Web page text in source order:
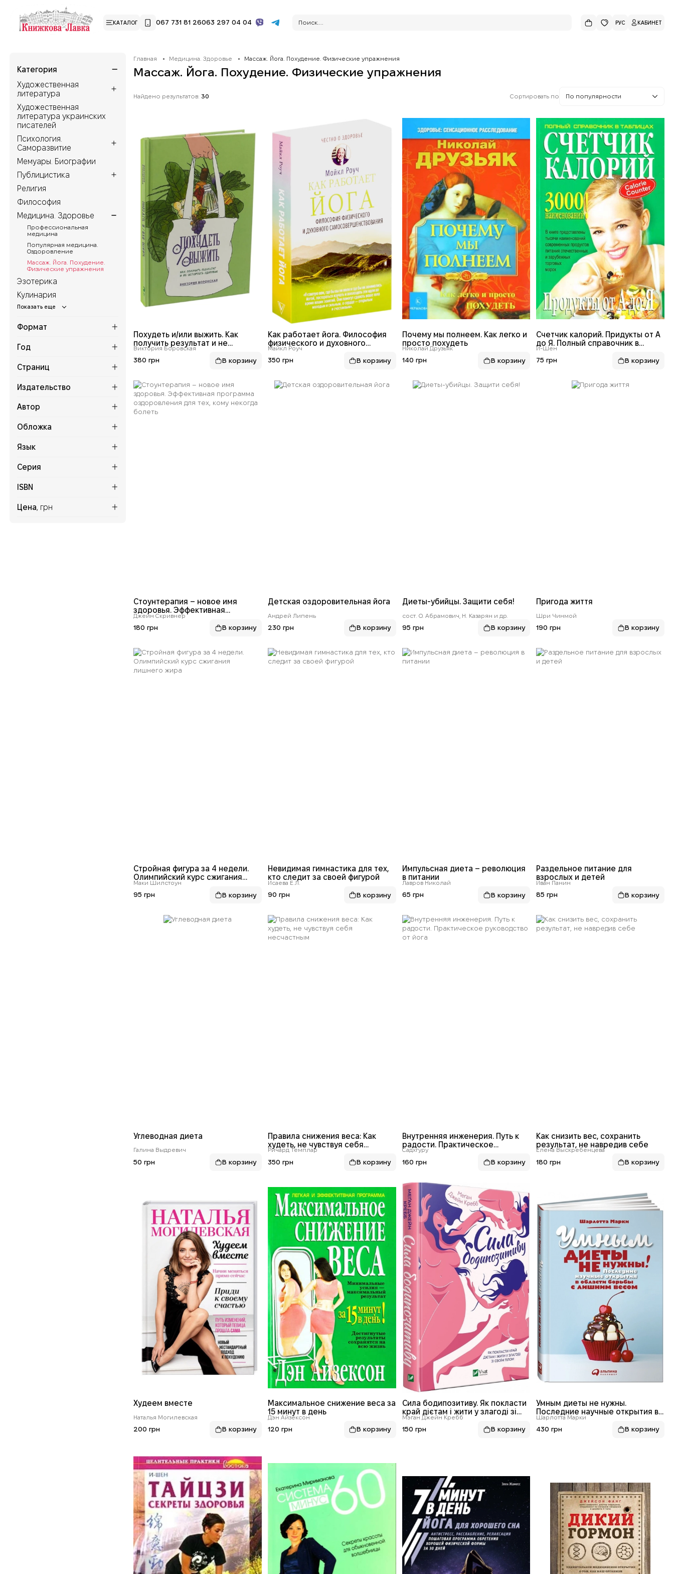
КАТАЛОГ 067 731 81 26063 297 04 04 РУС КАБИНЕТ
Категория
Художественная
литература
Художественная
литература украинских
писателей
Психология.
Саморазвитие
Мемуары. Биографии
Публицистика
Религия
Философия
Медицина. Здоровье
Профессиональная
медицина
Популярная медицина.
Оздоровление
Массаж. Йога. Похудение.
Физические упражнения
Эзотерика
Кулинария
Формат
Год
Страниц
Издательство
Автор
Обложка
Язык
Серия
ISBN
Цена , грн
Главная Медицина. Здоровье Массаж. Йога. Похудение. Физические упражнения
Массаж. Йога. Похудение. Физические упражнения
Найдено результатов: 30 Сортировать по По популярности
Похудеть и/или выжить. Как
получить результат и не
испортить здоровье
Виктория Боровская
380 грн
Как работает йога. Философия
физического и духовного
самосовершенствования
Майкл Роуч
350 грн
Почему мы полнеем. Как легко и
просто похудеть
Николай Друзьяк
140 грн
Счетчик калорий. Придукты от А
до Я. Полный справочник в
таблицах
И-Шен
75 грн
Стоунтерапия – новое имя
здоровья. Эффективная
программа оздоровления для
тех, кому некогда болеть
Джейн Скривнер
180 грн
Детская оздоровительная йога
Андрей Липень
230 грн
Диеты-убийцы. Защити себя!
сост. О. Абрамович, Н. Казарян и др.
95 грн
Пригода життя
Шри Чинмой
190 грн
Стройная фигура за 4 недели.
Олимпийский курс сжигания
лишнего жира
Маки Шилстоун
95 грн
Невидимая гимнастика для тех,
кто следит за своей фигурой
Исаева Е.Л.
90 грн
Импульсная диета – революция
в питании
Лавров Николай
65 грн
Раздельное питание для
взрослых и детей
Иван Панин
85 грн
Углеводная диета
Галина Выдревич
50 грн
Правила снижения веса: Как
худеть, не чувствуя себя
несчастным
Ричард Темплар
350 грн
Внутренняя инженерия. Путь к
радости. Практическое
руководство от йога
Садхгуру
160 грн
Как снизить вес, сохранить
результат, не навредив себе
Елена Выскребенцева
180 грн
Худеем вместе
Наталья Могилевская
200 грн
Максимальное снижение веса за
15 минут в день
Дэн Айзексон
120 грн
Сила бодипозитиву. Як покласти
край дієтам і жити у злагоді зі
своїм тілом
Мэган Джейн Кребб
150 грн
Умным диеты не нужны.
Последние научные открытия в
области борьбы с лишним
весом
Шарлотта Марки
430 грн